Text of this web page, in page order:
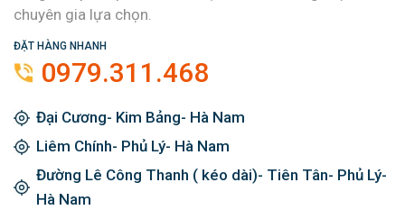
chuyên gia lựa chọn.
ĐẶT HÀNG NHANH
0979.311.468
Đại Cương- Kim Bảng- Hà Nam
Liêm Chính- Phủ Lý- Hà Nam
Đường Lê Công Thanh ( kéo dài)- Tiên Tân- Phủ Lý-
Hà Nam